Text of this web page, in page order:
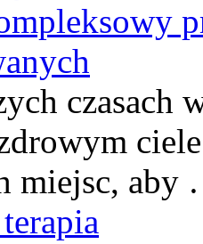
czasach
miejsc, aby